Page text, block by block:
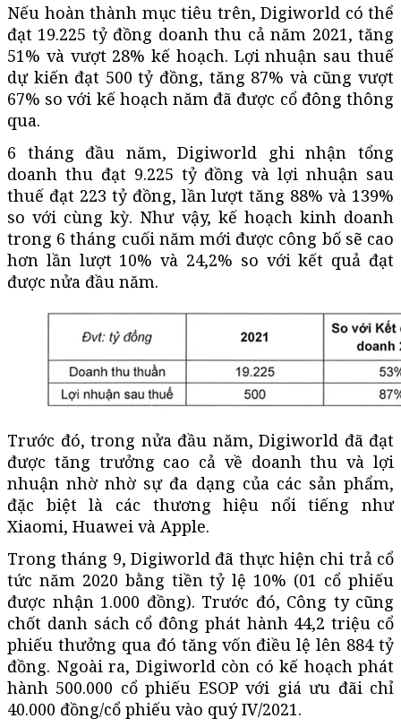
Nếu hoàn thành mục tiêu trên, Digiworld có thể
đạt 19.225 tỷ đồng doanh thu cả năm 2021, tăng
51% và vượt 28% kế hoạch. Lợi nhuận sau thuế
dự kiến đạt 500 tỷ đồng, tăng 87% và cũng vượt
67% so với kế hoạch năm đã được cổ đông thông
qua.
6 tháng đầu năm, Digiworld ghi nhận tổng
doanh thu đạt 9.225 tỷ đồng và lợi nhuận sau
thuế đạt 223 tỷ đồng, lần lượt tăng 88% và 139%
so với cùng kỳ. Như vậy, kế hoạch kinh doanh
trong 6 tháng cuối năm mới được công bố sẽ cao
hơn lần lượt 10% và 24,2% so với kết quả đạt
được nửa đầu năm.
Trước đó, trong nửa đầu năm, Digiworld đã đạt
được tăng trưởng cao cả về doanh thu và lợi
nhuận nhờ nhờ sự đa dạng của các sản phẩm,
đặc biệt là các thương hiệu nổi tiếng như
Xiaomi, Huawei và Apple.
Trong tháng 9, Digiworld đã thực hiện chi trả cổ
tức năm 2020 bằng tiền tỷ lệ 10% (01 cổ phiếu
được nhận 1.000 đồng). Trước đó, Công ty cũng
chốt danh sách cổ đông phát hành 44,2 triệu cổ
phiếu thưởng qua đó tăng vốn điều lệ lên 884 tỷ
đồng. Ngoài ra, Digiworld còn có kế hoạch phát
hành 500.000 cổ phiếu ESOP với giá ưu đãi chỉ
40.000 đồng/cổ phiếu vào quý IV/2021.